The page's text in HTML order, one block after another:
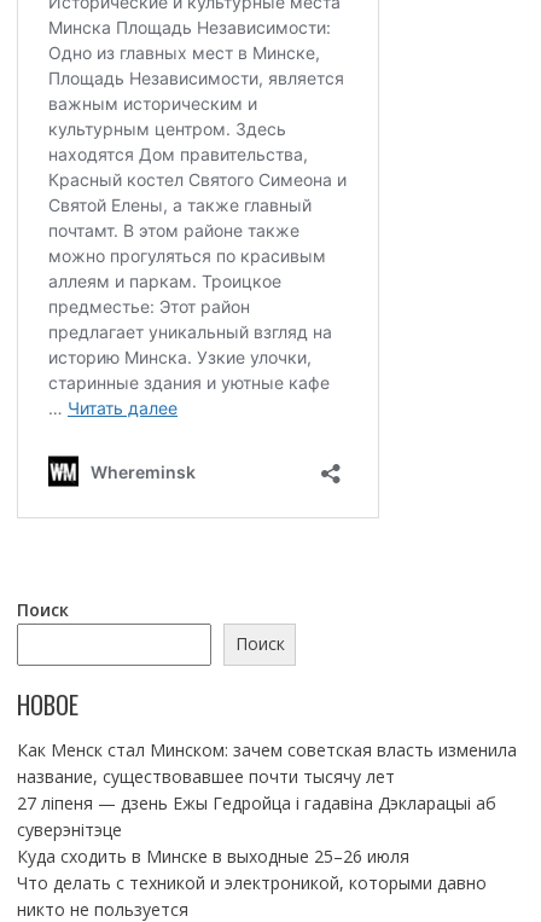
Поиск
Поиск
НОВОЕ
Как Менск стал Минском: зачем советская власть изменила
название, существовавшее почти тысячу лет
27 ліпеня — дзень Ежы Гедройца і гадавіна Дэкларацыі аб
суверэнітэце
Куда сходить в Минске в выходные 25–26 июля
Что делать с техникой и электроникой, которыми давно
никто не пользуется